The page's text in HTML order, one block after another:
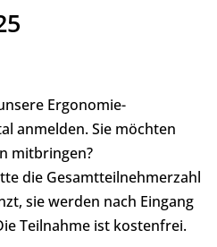
Ergonomie-
anmelden. Sie möchten
mitbringen?
die Gesamtteilnehmerzahl
sie werden nach Eingang
Teilnahme ist kostenfrei.